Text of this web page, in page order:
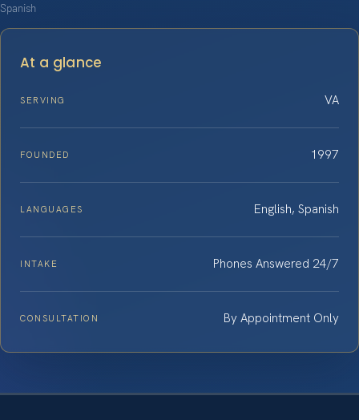
Spanish
At a glance
SERVING VA
FOUNDED 1997
LANGUAGES English, Spanish
INTAKE Phones Answered 24/7
CONSULTATION By Appointment Only